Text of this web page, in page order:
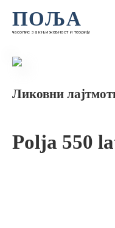
ПОЉА
часопис за књижевност и теорију
Ликовни
Polja 550